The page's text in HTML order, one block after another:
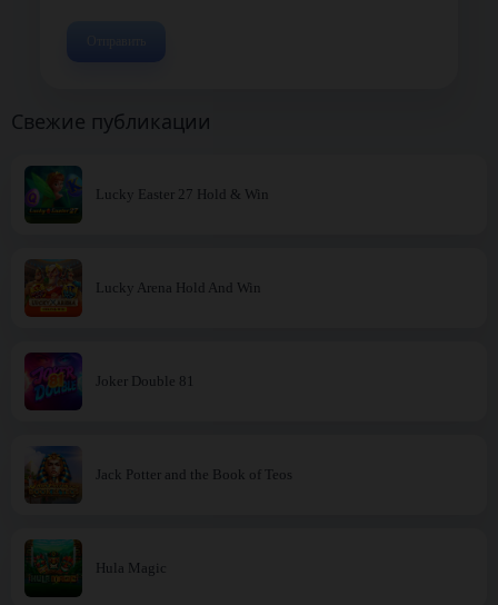
Свежие публикации
Lucky Easter 27 Hold & Win
Lucky Arena Hold And Win
Joker Double 81
Jack Potter and the Book of Teos
Hula Magic